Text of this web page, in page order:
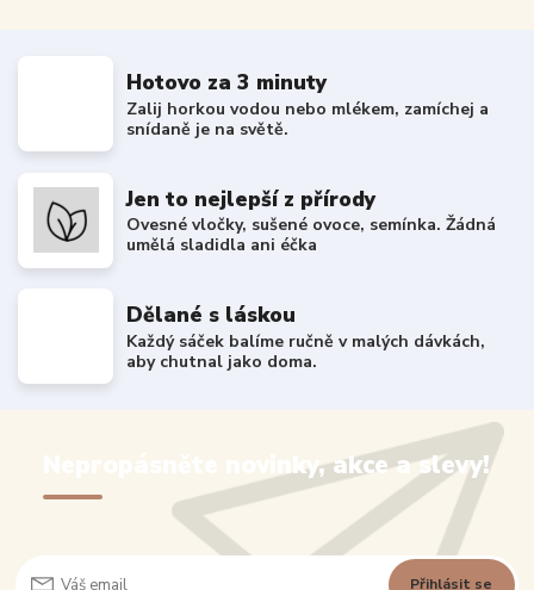
Hotovo za 3 minuty
Zalij horkou vodou nebo mlékem, zamíchej a
snídaně je na světě.
Jen to nejlepší z přírody
Ovesné vločky, sušené ovoce, semínka. Žádná
umělá sladidla ani éčka
Dělané s láskou
Každý sáček balíme ručně v malých dávkách,
aby chutnal jako doma.
Nepropásněte novinky, akce a slevy!
Přihlásit se